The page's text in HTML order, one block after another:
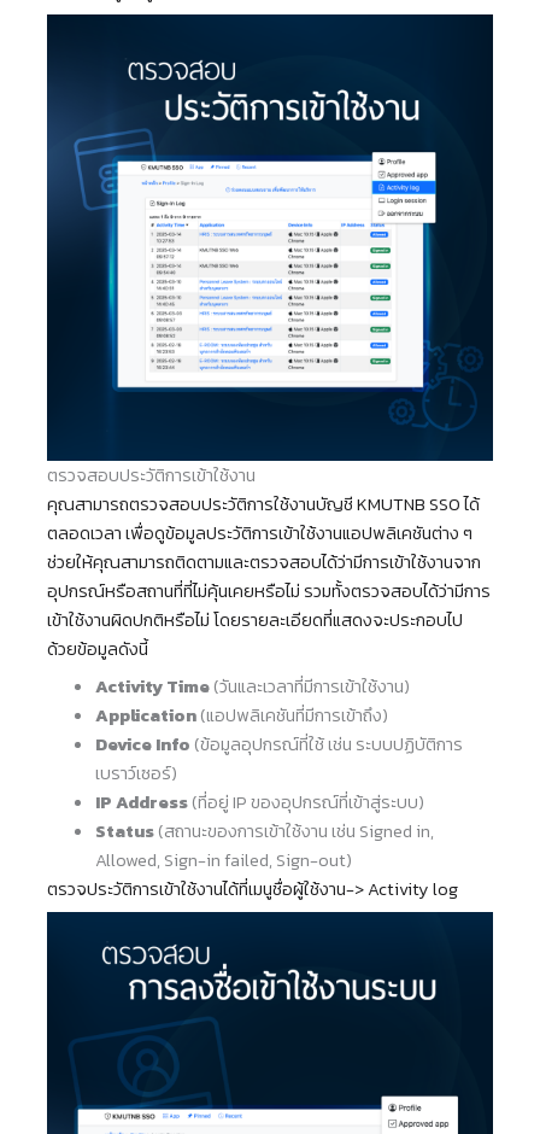
ตรวจสอบประวัติการเข้าใช้งาน
คุณสามารถตรวจสอบประวัติการใช้งานบัญชี KMUTNB SSO ได้
ตลอดเวลา เพื่อดูข้อมูลประวัติการเข้าใช้งานแอปพลิเคชันต่าง ๆ
ช่วยให้คุณสามารถติดตามและตรวจสอบได้ว่ามีการเข้าใช้งานจาก
อุปกรณ์หรือสถานที่ที่ไม่คุ้นเคยหรือไม่ รวมทั้งตรวจสอบได้ว่ามีการ
เข้าใช้งานผิดปกติหรือไม่ โดยรายละเอียดที่แสดงจะประกอบไป
ด้วยข้อมูลดังนี้
Activity Time(วันและเวลาที่มีการเข้าใช้งาน)
Application(แอปพลิเคชันที่มีการเข้าถึง)
Device Info (ข้อมูลอุปกรณ์ที่ใช้ เช่น ระบบปฏิบัติการ
เบราว์เซอร์)
IP Address(ที่อยู่ IP ของอุปกรณ์ที่เข้าสู่ระบบ)
Status(สถานะของการเข้าใช้งาน เช่น Signed in,
Allowed, Sign-in failed, Sign-out)
ตรวจประวัติการเข้าใช้งานได้ที่เมนูชื่อผู้ใช้งาน-> Activity log